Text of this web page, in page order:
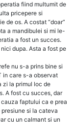
fiind multumit de
pricepere si
de os. A costat “doar”
a mandibulei si mi le-
a fost un succes.
dupa. Asta a fost pe
nu s-a prins bine si
in care s-a observat
zi la primul loc de
A fost cu succes, dar
faptului ca e prea
si la cateva
cu un calmant si un